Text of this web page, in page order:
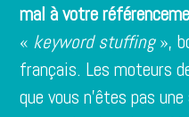
mal à votre
« keyword stuffing»,
français. Les moteurs
que vous n’êtes pas une